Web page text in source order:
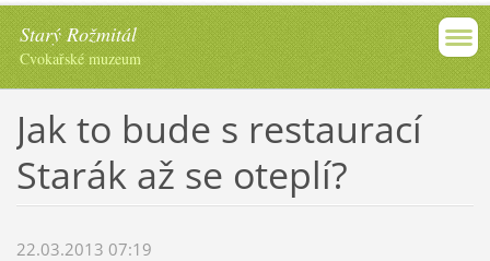
Starý Rožmitál
Cvokařské muzeum
Jak to bude s restaurací
Starák až se oteplí?
22.03.2013 07:19